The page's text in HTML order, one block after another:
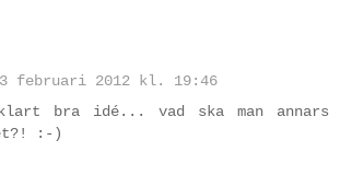
februari 2012 kl. 19:46
bra idé... vad ska man annars
:-)